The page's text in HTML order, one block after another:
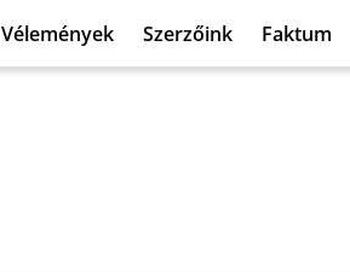
Vélemények Szerzőink Faktum